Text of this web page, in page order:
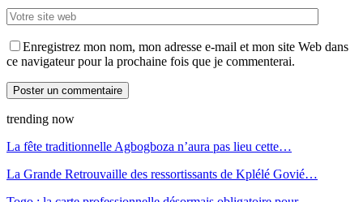
Enregistrez mon nom, mon adresse e-mail et mon site Web dans
ce navigateur pour la prochaine fois que je commenterai.
trending now
La fête traditionnelle Agbogboza n’aura pas lieu cette…
La Grande Retrouvaille des ressortissants de Kplélé Govié…